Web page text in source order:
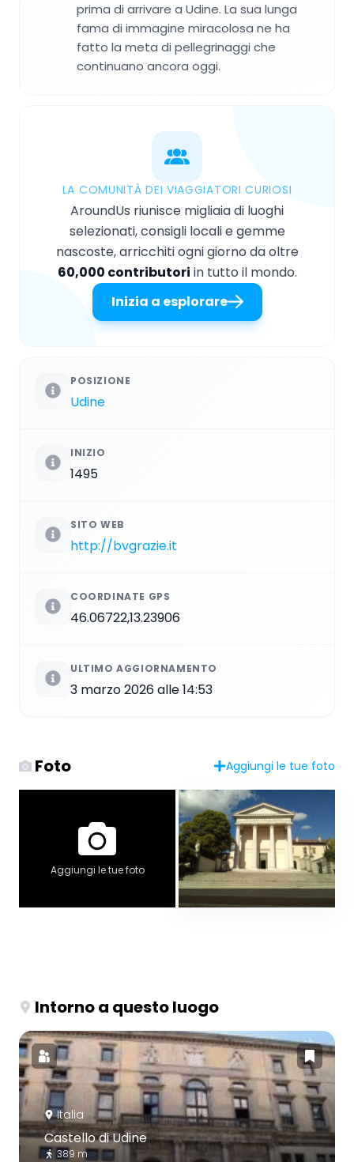
prima di arrivare a Udine. La sua lunga
fama di immagine miracolosa ne ha
fatto la meta di pellegrinaggi che
continuano ancora oggi.
LA COMUNITÀ DEI VIAGGIATORI CURIOSI
AroundUs riunisce migliaia di luoghi
selezionati, consigli locali e gemme
nascoste, arricchiti ogni giorno da oltre
60,000 contributori in tutto il mondo.
Inizia a esplorare
POSIZIONE
Udine
INIZIO
1495
SITO WEB
http://bvgrazie.it
COORDINATE GPS
46.06722,13.23906
ULTIMO AGGIORNAMENTO
3 marzo 2026 alle 14:53
Foto Aggiungi le tue foto
Aggiungi le tue foto
Intorno a questo luogo
Italia
Castello di Udine
389 m